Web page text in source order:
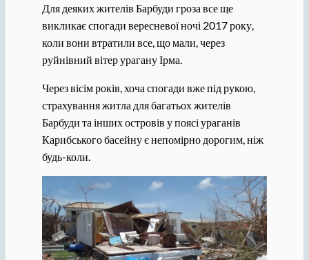
Для деяких жителів Барбуди гроза все ще
викликає спогади вересневої ночі 2017 року,
коли вони втратили все, що мали, через
руйнівний вітер урагану Ірма.
Через вісім років, хоча спогади вже під рукою,
страхування житла для багатьох жителів
Барбуди та інших островів у поясі ураганів
Карибського басейну є непомірно дорогим, ніж
будь-коли.